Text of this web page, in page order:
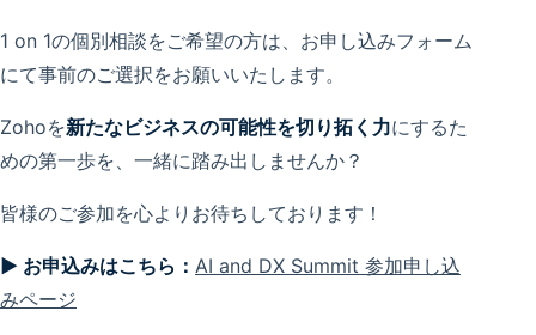
1 on 1の個別相談をご希望の方は、お申し込みフォーム
にて事前のご選択をお願いいたします。
Zohoを新たなビジネスの可能性を切り拓く力にするた
めの第一歩を、一緒に踏み出しませんか？
皆様のご参加を心よりお待ちしております！
▶︎ お申込みはこちら： AI and DX Summit 参加申し込
みページ